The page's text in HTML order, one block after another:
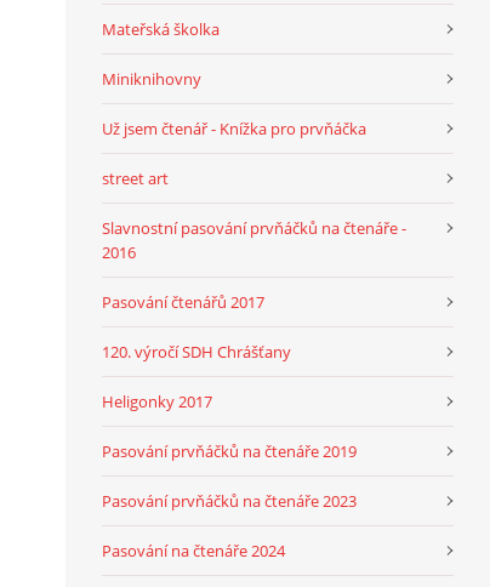
Mateřská školka
Miniknihovny
Už jsem čtenář - Knížka pro prvňáčka
street art
Slavnostní pasování prvňáčků na čtenáře -
2016
Pasování čtenářů 2017
120. výročí SDH Chrášťany
Heligonky 2017
Pasování prvňáčků na čtenáře 2019
Pasování prvňáčků na čtenáře 2023
Pasování na čtenáře 2024